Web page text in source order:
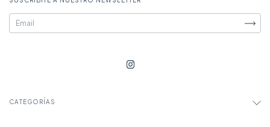
CATEGORÍAS